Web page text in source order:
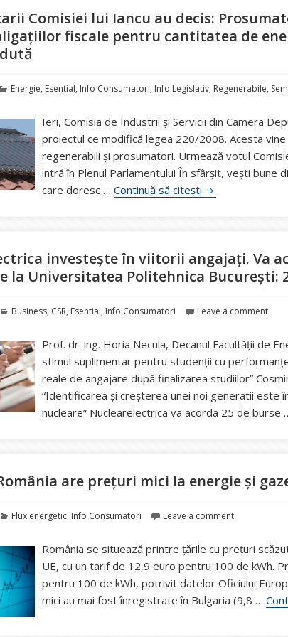
Comisiei lui Iancu au decis:
fiscale pentru cantitatea de
Categorii
Energie, Esential, Info Consumatori, Info Legislativ, Regenerabile,
Ieri, Comisia de Industrii și Servicii din Camera
proiectul ce modifică legea 220/2008. Acesta
regenerabili și prosumatori. Urmează votul
intră în Plenul Parlamentului În sfârșit, vești bune
care doresc …Continuă să citești Parlamentarii
investește în viitorii angajați. Va
la Universitatea Politehnica București:
Categorii
Business, CSR, Esential, Info Consumatori Leave a comment
Prof. dr. ing. Horia Necula, Decanul Facultăţii de
stimul suplimentar pentru studenţii cu
reale de angajare după finalizarea studiilor”
“Identificarea și creșterea unei noi generatii este
nucleare” Nuclearelectrica va acorda 25 de burse
are prețuri mici la energie și
Categorii
Flux energetic, Info Consumatori Leave a comment
România se situează printre ţările cu preţuri
UE, cu un tarif de 12,9 euro pentru 100 de kWh.
pentru 100 de kWh, potrivit datelor Oficiului
mici au mai fost înregistrate în Bulgaria (9,8 …